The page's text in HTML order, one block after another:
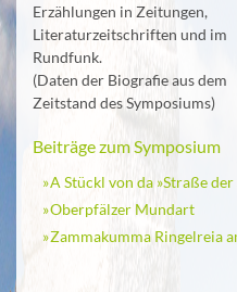
Erzählungen in Zeitungen,
Literaturzeitschriften und im
Rundfunk.
(Daten der Biografie aus dem
Zeitstand des Symposiums)
Beiträge zum Symposium
A Stückl von da »Straße
Oberpfälzer Mundart
Zammakumma Ringelreia